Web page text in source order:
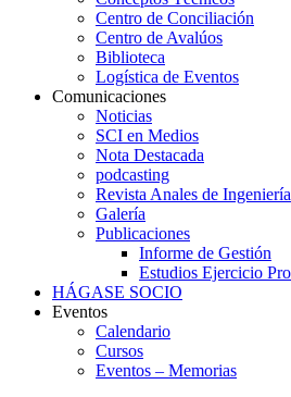
Centro de Conciliación
Centro de Avalúos
Biblioteca
Logística de Eventos
Comunicaciones
Noticias
SCI en Medios
Nota Destacada
podcasting
Revista Anales de Ingeniería
Galería
Publicaciones
Informe de Gestión
Estudios Ejercicio
HÁGASE SOCIO
Eventos
Calendario
Cursos
Eventos – Memorias